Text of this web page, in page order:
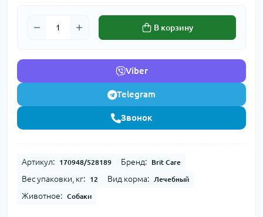
В корзину
Viber
Telegram
Звонок
Артикул: 170948/528189 Бренд: Brit Care
Вес упаковки, кг: 12 Вид корма: Лечебный
Животное: Собаки